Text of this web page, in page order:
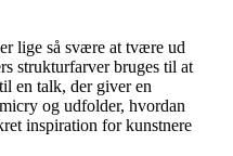
lige så svære at tvære ud
strukturfarver bruges til at
en talk, der giver en
og udfolder, hvordan
inspiration for kunstnere